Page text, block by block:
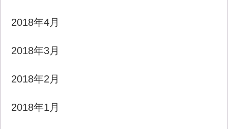
2018年4月
2018年3月
2018年2月
2018年1月